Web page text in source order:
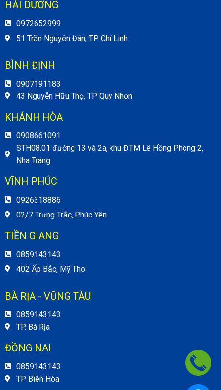
HẢI DƯƠNG
0972652999
51 Trần Nguyên Đán, TP Chí Linh
BÌNH ĐỊNH
0907191183
43 Nguyễn Hữu Thọ, TP Quy Nhơn
KHÁNH HÒA
0908661091
STH08.01 đường 13 và 2a, khu ĐTM Lê Hồng Phong 2,
Nha Trang
VĨNH PHÚC
0926318886
02/7 Trưng Trắc, Phúc Yên
TIỀN GIANG
0859143143
402 Ấp Bắc, Mỹ Tho
BÀ RỊA - VŨNG TÀU
0859143143
TP. Bà Rịa
ĐỒNG NAI
0859143143
TP Biên Hòa